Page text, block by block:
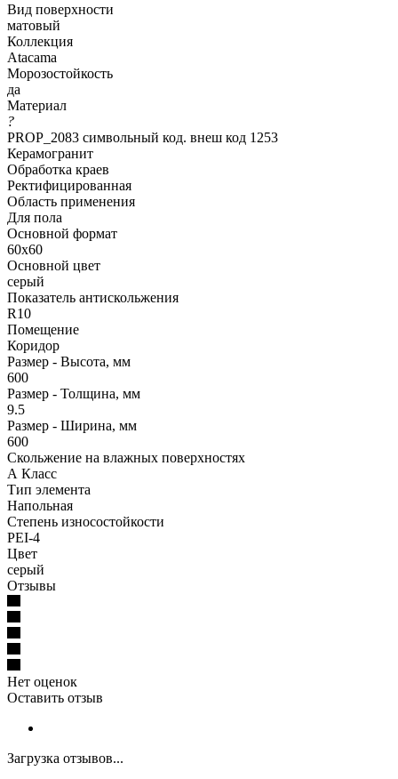
Вид поверхности
матовый
Коллекция
Atacama
Морозостойкость
да
Материал
?
PROP_2083 символьный код. внеш код 1253
Керамогранит
Обработка краев
Ректифицированная
Область применения
Для пола
Основной формат
60x60
Основной цвет
серый
Показатель антискольжения
R10
Помещение
Коридор
Размер - Высота, мм
600
Размер - Толщина, мм
9.5
Размер - Ширина, мм
600
Скольжение на влажных поверхностях
А Класс
Тип элемента
Напольная
Степень износостойкости
PEI-4
Цвет
серый
Отзывы
Нет оценок
Оставить отзыв
Загрузка отзывов...